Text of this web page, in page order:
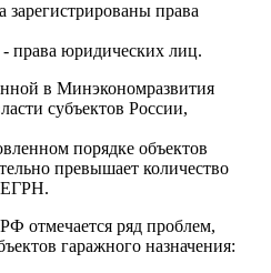
зарегистрированы права
- права юридических лиц.
в Минэкономразвития
субъектов России,
порядке объектов
превышает количество
ЕГРН.
отмечается ряд проблем,
гаражного назначения: